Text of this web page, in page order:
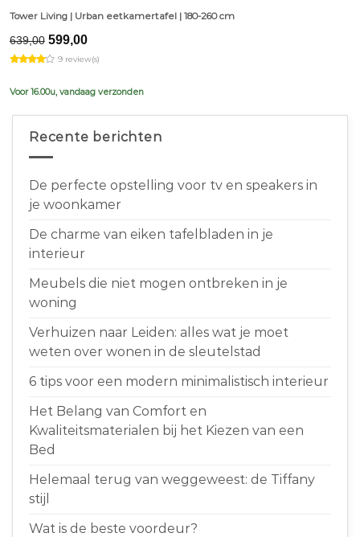
Tower Living | Urban eetkamertafel | 180-260 cm
639,00 Original
price
was:
599,00Current
is:
9 review(s)
Voor 16.00u, vandaag verzonden
Recente berichten
De perfecte opstelling voor tv en speakers in
je woonkamer
De charme van eiken tafelbladen in je
interieur
Meubels die niet mogen ontbreken in je
woning
Verhuizen naar Leiden: alles wat je moet
weten over wonen in de sleutelstad
6 tips voor een modern minimalistisch interieur
Het Belang van Comfort en
Kwaliteitsmaterialen bij het Kiezen van een
Bed
Helemaal terug van weggeweest: de Tiffany
stijl
Wat is de beste voordeur?